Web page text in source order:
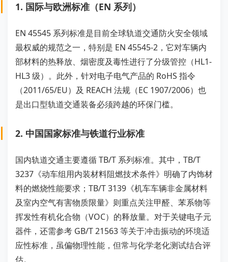
1. 国际与欧洲标准（EN 系列）
EN 45545 系列标准是目前全球轨道交通防火安全领域
最权威的规范之一，特别是 EN 45545-2，它对车辆内
部材料的热释放、烟密度及毒性进行了分级管控（HL1-
HL3 级）。此外，针对电子电气产品的 RoHS 指令
（2011/65/EU）及 REACH 法规（EC 1907/2006）也
是出口型轨道交通装备必须跨越的环保门槛。
2. 中国国家标准与铁道行业标准
国内轨道交通主要遵循 TB/T 系列标准。其中，TB/T
3237《动车组用内装材料阻燃技术条件》明确了内饰材
料的燃烧性能要求；TB/T 3139《机车车辆非金属材料
及室内空气有害物质限量》则重点关注甲醛、苯系物等
挥发性有机化合物（VOC）的释放量。对于关键电子元
器件，还需参考 GB/T 21563 等关于冲击振动的环境适
应性标准，虽偏物理性能，但常与化学老化测试结合评
估。